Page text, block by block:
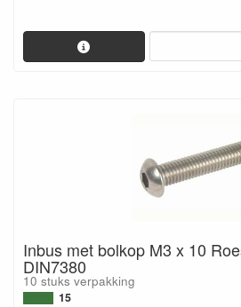
Inbus met bolkop M3 x 10
DIN7380
10 stuks verpakking
15